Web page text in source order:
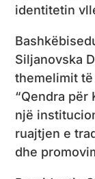
identitetin
Siljanovska
themelimit
“Qendra për
një
ruajtjen e
dhe